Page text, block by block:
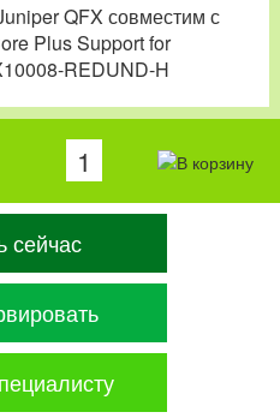
QFX совместим с
Plus Support for
REDUND-H
сейчас